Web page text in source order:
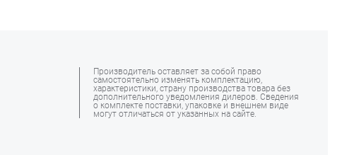
Производитель оставляет за собой право
самостоятельно изменять комплектацию,
характеристики, страну производства товара без
дополнительного уведомления дилеров. Сведения
о комплекте поставки, упаковке и внешнем виде
могут отличаться от указанных на сайте.